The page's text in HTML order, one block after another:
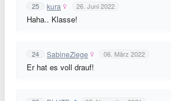
25 kura 26. Juni 2022
Haha.. Klasse!
24 SabineZiege 06. März 2022
Er hat es voll drauf!